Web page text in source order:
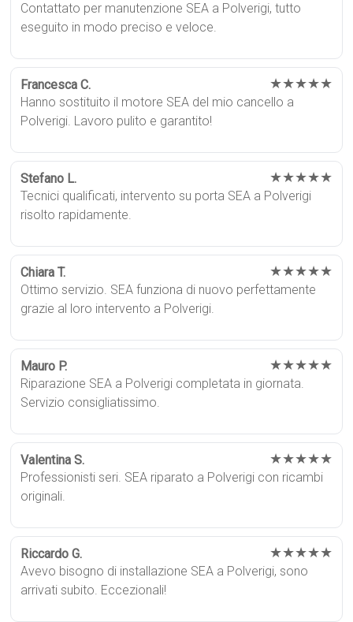
Contattato per manutenzione SEA a Polverigi, tutto
eseguito in modo preciso e veloce.
Francesca C. ★★★★★
Hanno sostituito il motore SEA del mio cancello a
Polverigi. Lavoro pulito e garantito!
Stefano L. ★★★★★
Tecnici qualificati, intervento su porta SEA a Polverigi
risolto rapidamente.
Chiara T. ★★★★★
Ottimo servizio. SEA funziona di nuovo perfettamente
grazie al loro intervento a Polverigi.
Mauro P. ★★★★★
Riparazione SEA a Polverigi completata in giornata.
Servizio consigliatissimo.
Valentina S. ★★★★★
Professionisti seri. SEA riparato a Polverigi con ricambi
originali.
Riccardo G. ★★★★★
Avevo bisogno di installazione SEA a Polverigi, sono
arrivati subito. Eccezionali!